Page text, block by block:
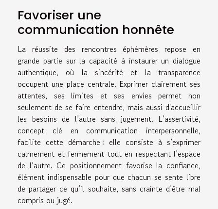
Favoriser une
communication honnête
La réussite des rencontres éphémères repose en
grande partie sur la capacité à instaurer un dialogue
authentique, où la sincérité et la transparence
occupent une place centrale. Exprimer clairement ses
attentes, ses limites et ses envies permet non
seulement de se faire entendre, mais aussi d'accueillir
les besoins de l’autre sans jugement. L’assertivité,
concept clé en communication interpersonnelle,
facilite cette démarche : elle consiste à s’exprimer
calmement et fermement tout en respectant l’espace
de l’autre. Ce positionnement favorise la confiance,
élément indispensable pour que chacun se sente libre
de partager ce qu’il souhaite, sans crainte d’être mal
compris ou jugé.